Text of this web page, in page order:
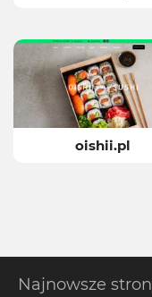
oishii.pl
Najnowsze